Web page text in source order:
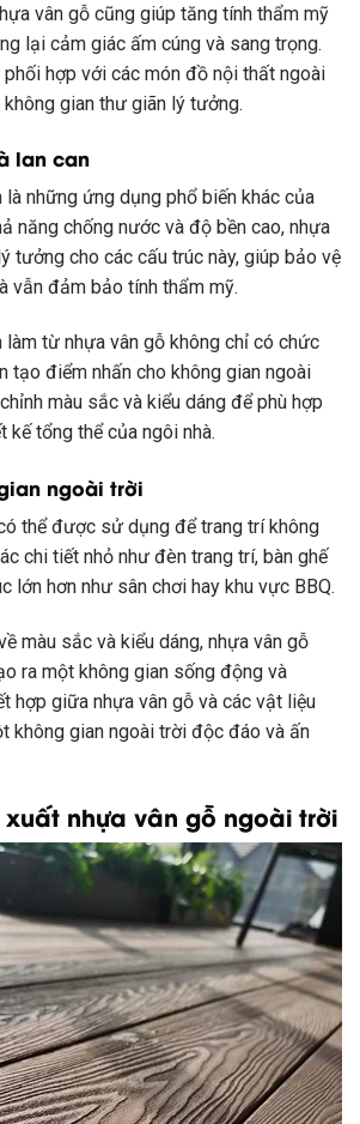
vân gỗ cũng giúp tăng tính thẩm mỹ
lại cảm giác ấm cúng và sang trọng.
phối hợp với các món đồ nội thất ngoài
gian thư giãn lý tưởng.
lan can
là những ứng dụng phổ biến khác của
năng chống nước và độ bền cao, nhựa
tưởng cho các cấu trúc này, giúp bảo vệ
vẫn đảm bảo tính thẩm mỹ.
làm từ nhựa vân gỗ không chỉ có chức
tạo điểm nhấn cho không gian ngoài
màu sắc và kiểu dáng để phù hợp
kế tổng thể của ngôi nhà.
ngoài trời
thể được sử dụng để trang trí không
chi tiết nhỏ như đèn trang trí, bàn ghế
lớn hơn như sân chơi hay khu vực BBQ.
màu sắc và kiểu dáng, nhựa vân gỗ
ra một không gian sống động và
hợp giữa nhựa vân gỗ và các vật liệu
không gian ngoài trời độc đáo và ấn
xuất nhựa vân gỗ ngoài trời